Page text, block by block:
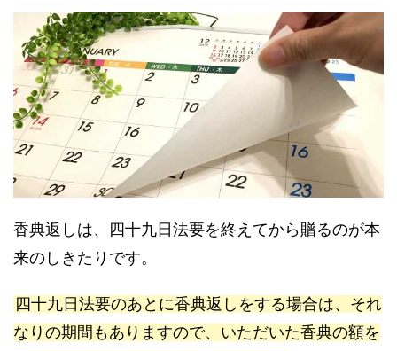
香典返しは、四十九日法要を終えてから贈るのが本
来のしきたりです。
四十九日法要のあとに香典返しをする場合は、それ
なりの期間もありますので、いただいた香典の額を